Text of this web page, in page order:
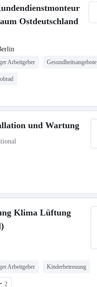
Ostdeutschland
Arbeitgeber Gesundheitsangebote
und Wartung
Klima Lüftung
Arbeitgeber Kinderbetreuung
2